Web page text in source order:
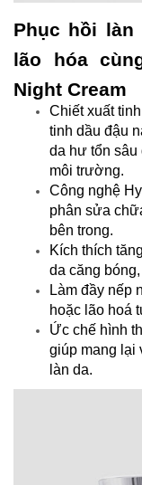
Phục hồi
lão hóa
Night Cream
Chiết xuất
tinh dầu đậu
da hư tổn sâu
môi trường.
Công nghệ
phân sửa
bên trong.
Kích thích
da căng
Làm đầy nếp
hoặc lão hoá
Ức chế hình
giúp mang lại
làn da.